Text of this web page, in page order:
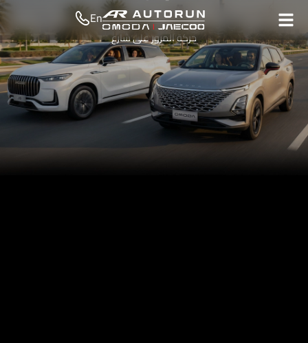
En
إذا كنت تقود في دولة الإمارات، فلا بد أنك مررت بهذه اللحظة: تندمج مع
حركة المرور على شارع